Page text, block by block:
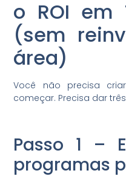
o ROI em
(sem
área)
Você não precisa
começar. Precisa dar
Passo 1 –
programas